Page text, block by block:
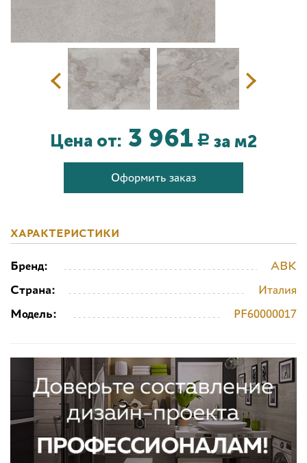
Цена от: 3 961 Р за м2
Оформить заказ
ХАРАКТЕРИСТИКИ
Бренд:
ABK
Страна:
Италия
Модель:
PF60000017